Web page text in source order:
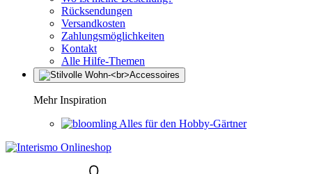
Rücksendungen
Versandkosten
Zahlungsmöglichkeiten
Kontakt
Alle Hilfe-Themen
Mehr Inspiration
Alles für den Hobby-Gärtner